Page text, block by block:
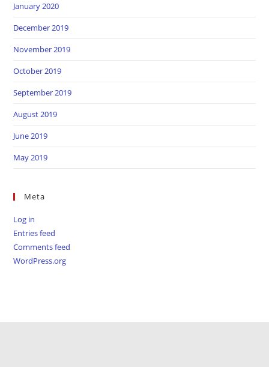
January 2020
December 2019
November 2019
October 2019
September 2019
August 2019
June 2019
May 2019
Meta
Log in
Entries feed
Comments feed
WordPress.org